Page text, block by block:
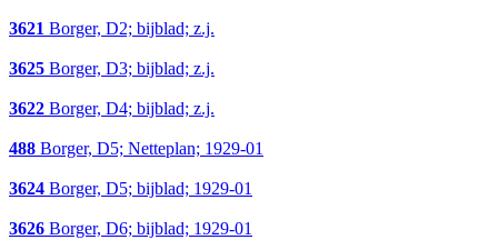
3621 Borger, D2; bijblad; z.j.
3625 Borger, D3; bijblad; z.j.
3622 Borger, D4; bijblad; z.j.
488 Borger, D5; Netteplan; 1929-01
3624 Borger, D5; bijblad; 1929-01
3626 Borger, D6; bijblad; 1929-01